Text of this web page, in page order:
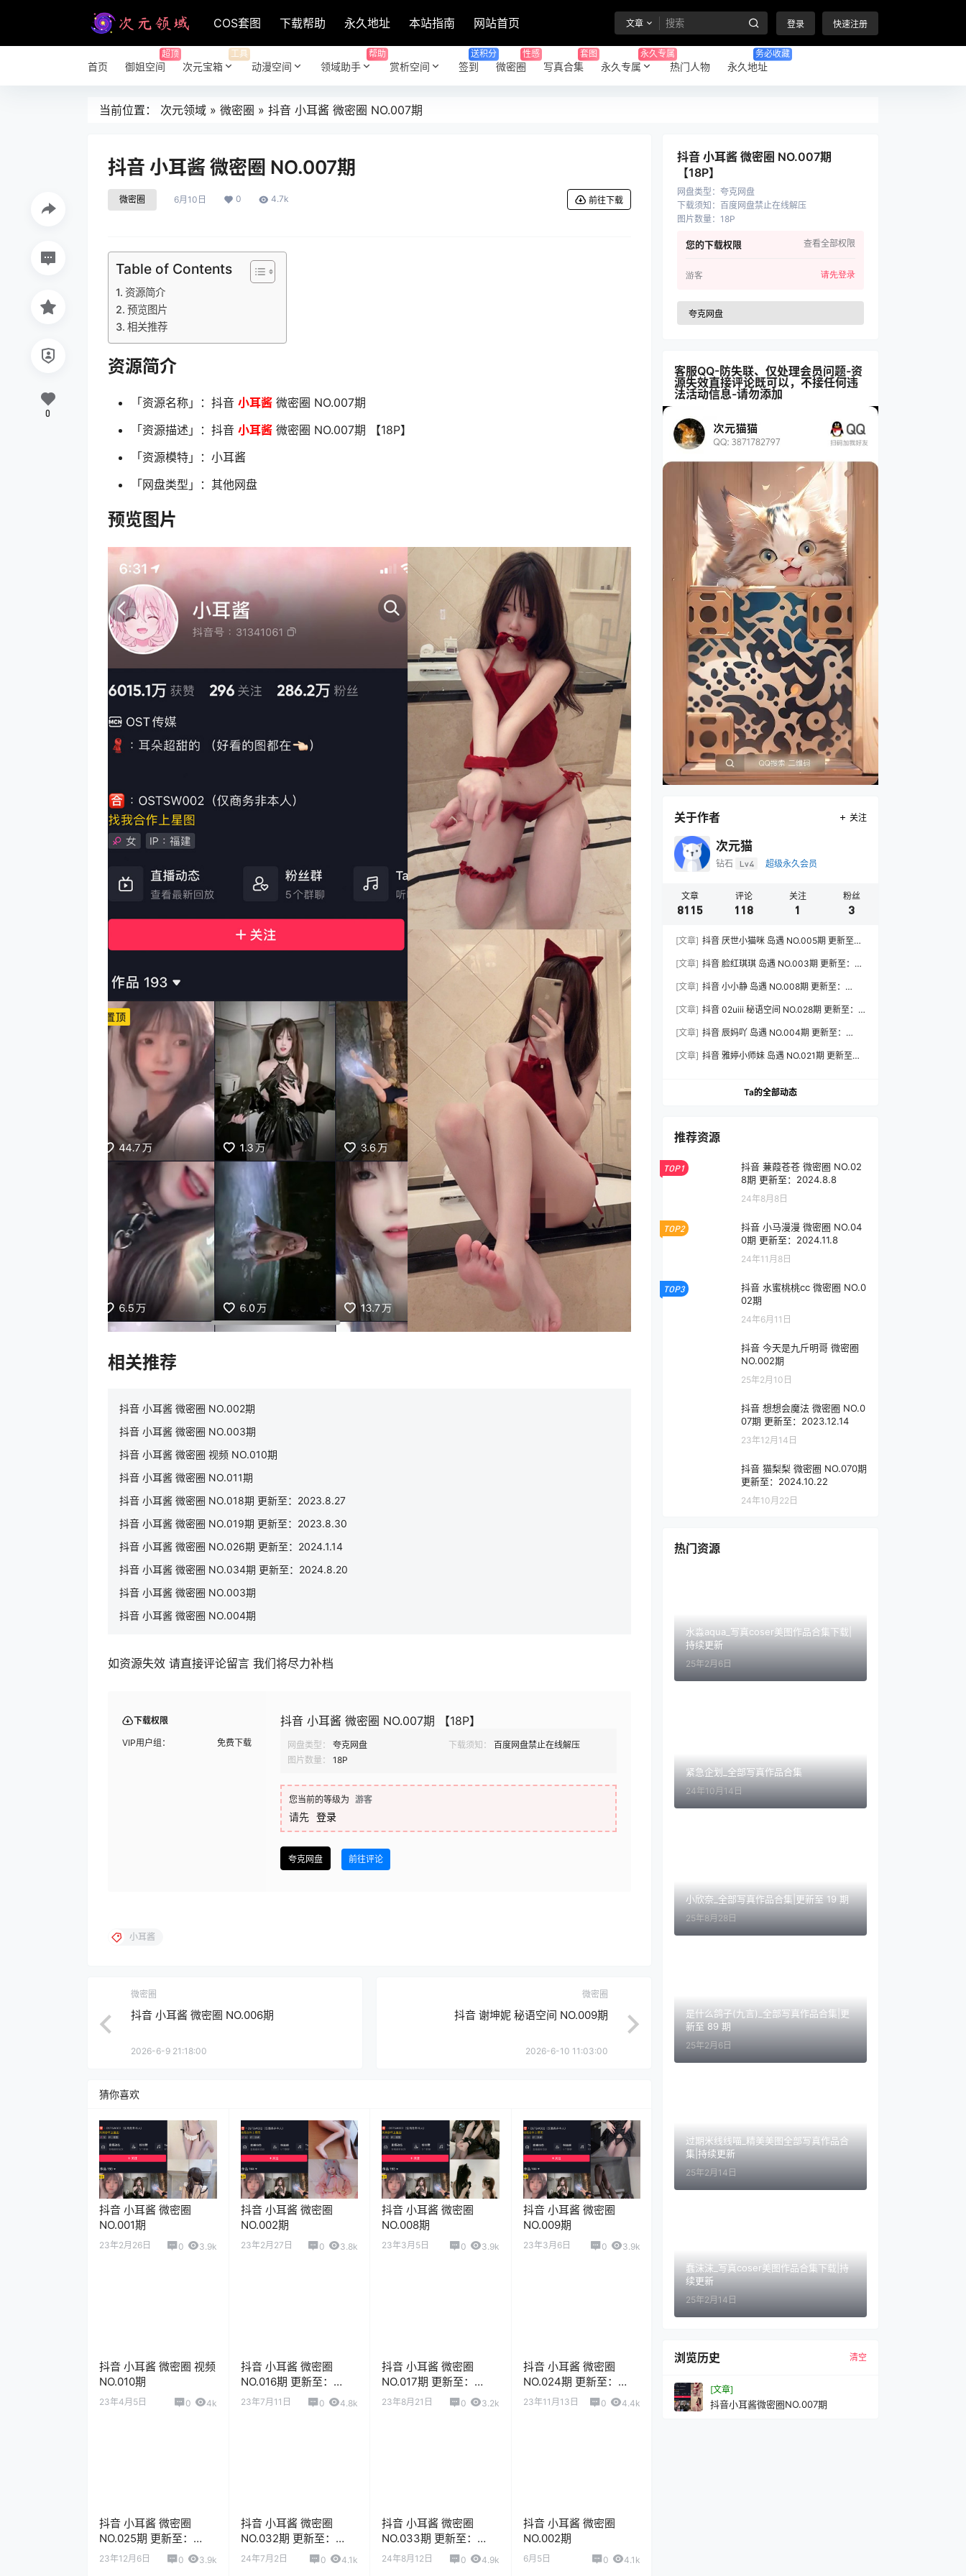
COS套图 下载帮助 永久地址 本站指南 网站首页 文章 登录 快速注册
首页 御姐空间
超顶
次元宝箱
工具
动漫空间 领域助手
帮助
赏析空间 签到
送积分
微密圈
性感
写真合集
套图
永久专属
永久专属
热门人物 永久地址
务必收藏
当前位置： 次元领域 » 微密圈 » 抖音 小耳酱 微密圈 NO.007期
抖音 小耳酱 微密圈 NO.007期
微密圈 6月10日 0 4.7k 前往下载
Table of Contents
资源简介
预览图片
相关推荐
资源简介
「资源名称」：抖音 小耳酱 微密圈 NO.007期
「资源描述」：抖音 小耳酱 微密圈 NO.007期 【18P】
「资源模特」：小耳酱
「网盘类型」：其他网盘
预览图片
相关推荐
抖音 小耳酱 微密圈 NO.002期
抖音 小耳酱 微密圈 NO.003期
抖音 小耳酱 微密圈 视频 NO.010期
抖音 小耳酱 微密圈 NO.011期
抖音 小耳酱 微密圈 NO.018期 更新至：2023.8.27
抖音 小耳酱 微密圈 NO.019期 更新至：2023.8.30
抖音 小耳酱 微密圈 NO.026期 更新至：2024.1.14
抖音 小耳酱 微密圈 NO.034期 更新至：2024.8.20
抖音 小耳酱 微密圈 NO.003期
抖音 小耳酱 微密圈 NO.004期
如资源失效 请直接评论留言 我们将尽力补档
下载权限
VIP用户组： 免费下载
抖音 小耳酱 微密圈 NO.007期 【18P】
网盘类型： 夸克网盘 下载须知：
百度网盘禁止在线解压
图片数量：
18P
您当前的等级为 游客
请先 登录
夸克网盘 前往评论
0
小耳酱
微密圈
抖音 小耳酱 微密圈 NO.006期
2026-6-9 21:18:00
微密圈
抖音 谢坤妮 秘语空间 NO.009期
2026-6-10 11:03:00
猜你喜欢
抖音 小耳酱 微密圈
NO.001期
23年2月26日 0 3.9k
抖音 小耳酱 微密圈
NO.002期
23年2月27日 0 3.8k
抖音 小耳酱 微密圈
NO.008期
23年3月5日 0 3.9k
抖音 小耳酱 微密圈
NO.009期
23年3月6日 0 3.9k
抖音 小耳酱 微密圈 视频
NO.010期
23年4月5日 0 4k
抖音 小耳酱 微密圈
NO.016期 更新至：
2023.7.11
23年7月11日 0 4.8k
抖音 小耳酱 微密圈
NO.017期 更新至：
2023.8.21
23年8月21日 0 3.2k
抖音 小耳酱 微密圈
NO.024期 更新至：
2023.11.12
23年11月13日 0 4.4k
抖音 小耳酱 微密圈
NO.025期 更新至：
2023.12.06
23年12月6日 0 3.9k
抖音 小耳酱 微密圈
NO.032期 更新至：
2024.7.4
24年7月2日 0 4.1k
抖音 小耳酱 微密圈
NO.033期 更新至：
2024.8.12
24年8月12日 0 4.9k
抖音 小耳酱 微密圈
NO.002期
6月5日 0 4.1k
抖音 小耳酱 微密圈 NO.007期
【18P】
网盘类型 ： 夸克网盘
下载须知 ： 百度网盘禁止在线解压
图片数量： 18P
您的下载权限 查看全部权限
游客 请先登录
夸克网盘
客服QQ-防失联、仅处理会员问题-资
源失效直接评论既可以，不接任何违
法活动信息-请勿添加
关于作者 关注
次元猫
钻石 Lv4 超级永久会员
文章
8115
评论
118
关注
1
粉丝
3
[文章] 抖音 厌世小猫咪 岛遇 NO.005期 更新至：
[文章] 抖音 脸红琪琪 岛遇 NO.003期 更新至：
[文章] 抖音 小小静 岛遇 NO.008期 更新至：
[文章] 抖音 02uiii 秘语空间 NO.028期 更新至：
[文章] 抖音 辰妈吖 岛遇 NO.004期 更新至：
[文章] 抖音 雅婷小师妹 岛遇 NO.021期 更新至：
Ta的全部动态
推荐资源
TOP1
抖音 蒹葭苍苍 微密圈 NO.02
8期 更新至：2024.8.8
24年8月8日
TOP2
抖音 小马漫漫 微密圈 NO.04
0期 更新至：2024.11.8
24年11月8日
TOP3
抖音 水蜜桃桃cc 微密圈 NO.0
02期
24年6月11日
抖音 今天是九斤明哥 微密圈
NO.002期
25年2月10日
抖音 想想会魔法 微密圈 NO.0
07期 更新至：2023.12.14
23年12月14日
抖音 猫梨梨 微密圈 NO.070期
更新至：2024.10.22
24年10月22日
热门资源
水淼aqua_写真coser美图作品合集下载|
持续更新
25年2月6日
紧急企划_全部写真作品合集
24年10月14日
小欣奈_全部写真作品合集|更新至 19 期
25年8月28日
是什么鸽子(九言)_全部写真作品合集|更
新至 89 期
25年2月6日
过期米线线喵_精美美图全部写真作品合
集|持续更新
25年2月14日
蠢沫沫_写真coser美图作品合集下载|持
续更新
25年2月14日
浏览历史 清空
[文章]
抖音小耳酱微密圈NO.007期